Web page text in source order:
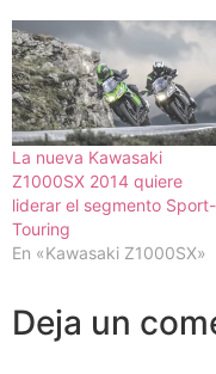
La nueva Kawasaki
Z1000SX 2014 quiere
liderar el segmento Sport-
Touring
En «Kawasaki Z1000SX»
Deja un